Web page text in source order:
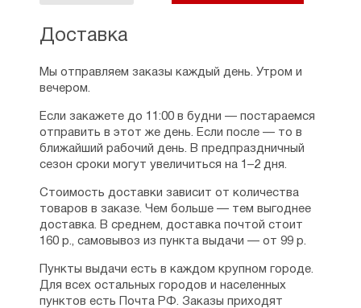
Доставка
Мы отправляем заказы каждый день. Утром и
вечером.
Если закажете до 11:00 в будни — постараемся
отправить в этот же день. Если после — то в
ближайший рабочий день. В предпраздничный
сезон сроки могут увеличиться на 1–2 дня.
Стоимость доставки зависит от количества
товаров в заказе. Чем больше — тем выгоднее
доставка. В среднем, доставка почтой стоит
160 р., самовывоз из пункта выдачи — от 99 р.
Пункты выдачи есть в каждом крупном городе.
Для всех остальных городов и населенных
пунктов есть Почта РФ. Заказы приходят